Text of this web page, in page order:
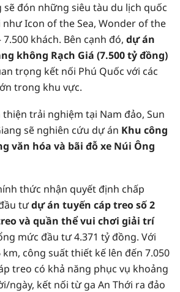
sẽ đón những siêu tàu du lịch quốc
Icon of the Sea, Wonder of the
7.500 khách. Bên cạnh đó, dự án
không Rạch Giá (7.500 tỷ đồng)
trọng kết nối Phú Quốc với các
trong khu vực.
thiện trải nghiệm tại Nam đảo, Sun
sẽ nghiên cứu dự án Khu công
văn hóa và bãi đỗ xe Núi Ông
thức nhận quyết định chấp
tưdự án tuyến cáp treo số 2
và quần thể vui chơi giải trí
mức đầu tư 4.371 tỷ đồng. Với
công suất thiết kế lên đến 7.050
treo có khả năng phục vụ khoảng
ngày, kết nối từ ga An Thới ra đảo